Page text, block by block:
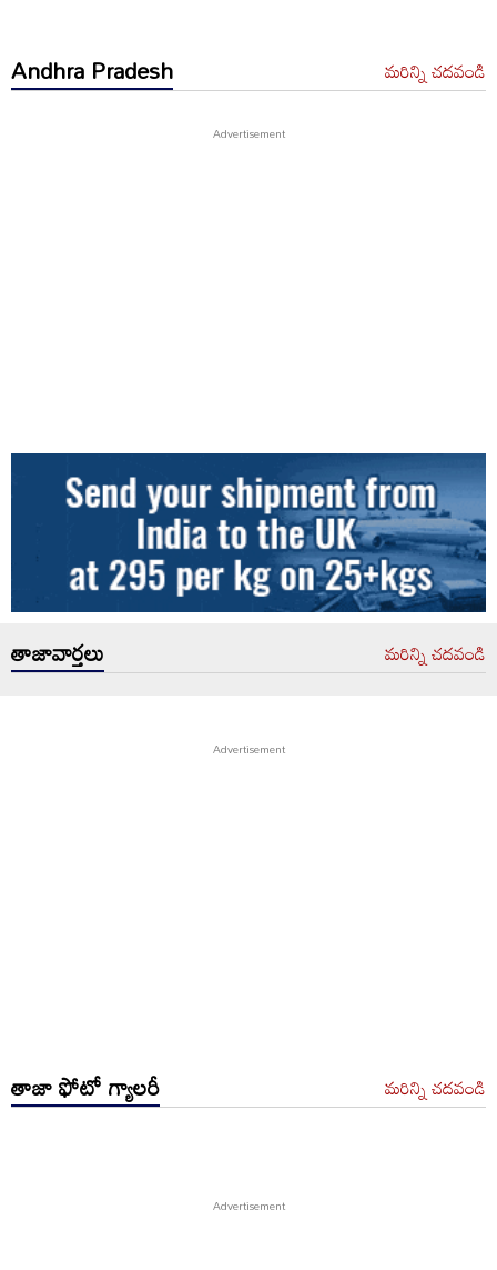
Andhra Pradesh మరిన్ని చదవండి
తాజావార్తలు మరిన్ని చదవండి
తాజా ఫోటో గ్యాలరీ మరిన్ని చదవండి